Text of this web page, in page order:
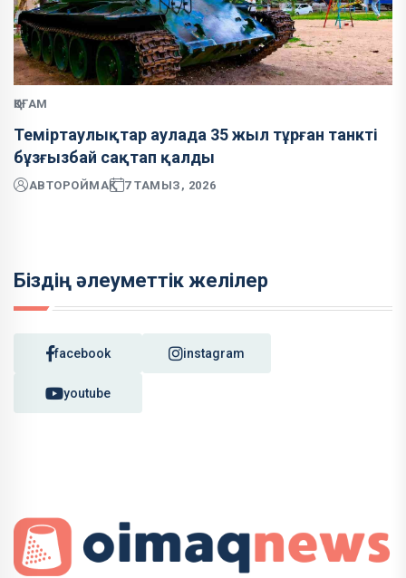
ҚОҒАМ
Теміртаулықтар аулада 35 жыл тұрған танкті
бұзғызбай сақтап қалды
АВТОРОЙМАҚ 7 ТАМЫЗ, 2026
Біздің әлеуметтік желілер
facebook instagram
youtube